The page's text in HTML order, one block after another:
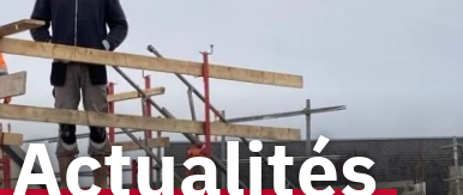
Actualités